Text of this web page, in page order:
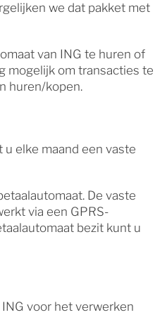
we dat pakket met
van ING te huren of
mogelijk om transacties te
huren/kopen.
elke maand een vaste
De vaste
via een GPRS-
bezit kunt u
voor het verwerken